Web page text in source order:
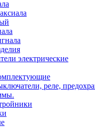
электрические
реле,